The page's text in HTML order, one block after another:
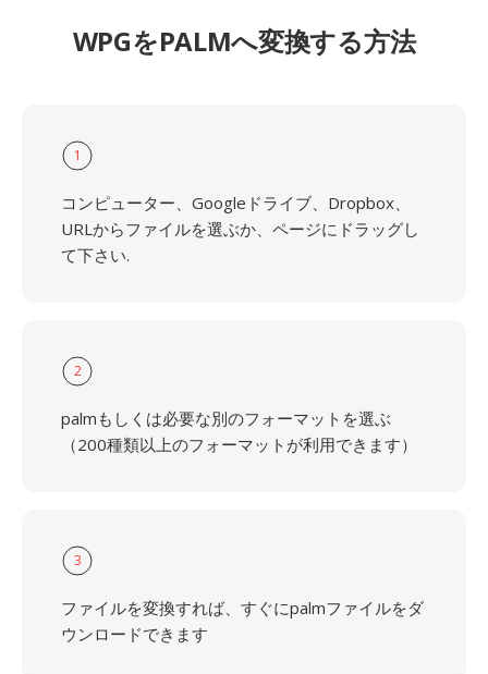
WPGをPALMへ変換する方法
1
コンピューター、Googleドライブ、Dropbox、
URLからファイルを選ぶか、ページにドラッグし
て下さい.
2
palmもしくは必要な別のフォーマットを選ぶ
（200種類以上のフォーマットが利用できます）
3
ファイルを変換すれば、すぐにpalmファイルをダ
ウンロードできます